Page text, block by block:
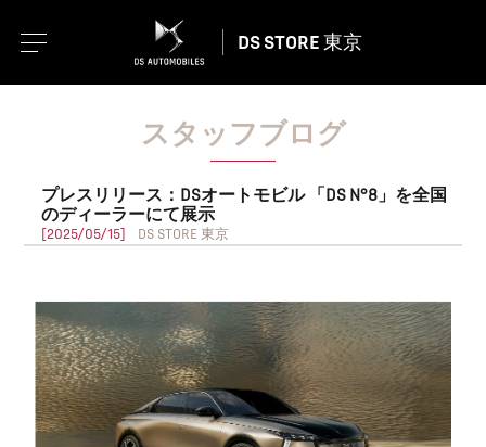
DS STORE 東京
スタッフブログ
プレスリリース：DSオートモビル 「DS N°8」を全国
のディーラーにて展示
[2025/05/15] DS STORE 東京